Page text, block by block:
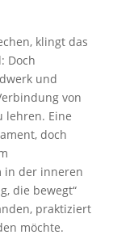
klingt das
Doch
und
von
lehren. Eine
doch
in der inneren
die bewegt“
praktiziert
möchte.